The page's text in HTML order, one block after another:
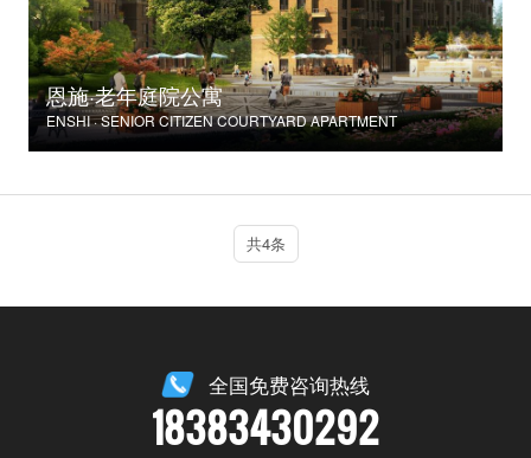
恩施·老年庭院公寓
ENSHI · SENIOR CITIZEN COURTYARD APARTMENT
共4条
全国免费咨询热线
18383430292